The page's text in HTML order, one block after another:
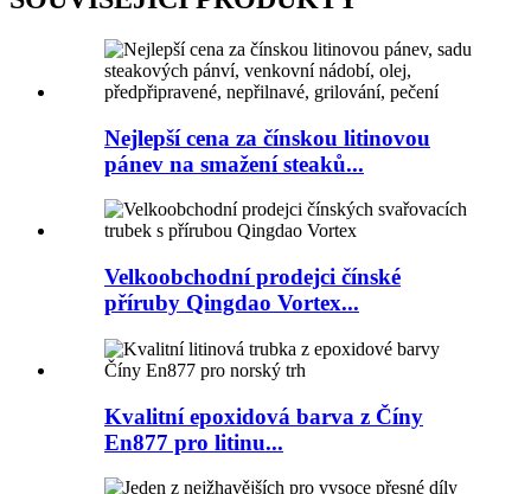
Nejlepší cena za čínskou litinovou
pánev na smažení steaků...
Velkoobchodní prodejci čínské
příruby Qingdao Vortex...
Kvalitní epoxidová barva z Číny
En877 pro litinu...